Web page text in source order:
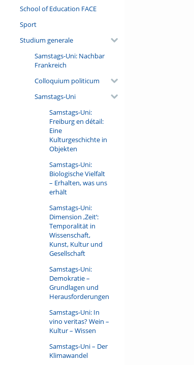
School of Education FACE
Sport
Studium generale
Samstags-Uni: Nachbar
Frankreich
Colloquium politicum
Samstags-Uni
Samstags-Uni:
Freiburg en détail:
Eine
Kulturgeschichte in
Objekten
Samstags-Uni:
Biologische Vielfalt
– Erhalten, was uns
erhält
Samstags-Uni:
Dimension ‚Zeit‘:
Temporalität in
Wissenschaft,
Kunst, Kultur und
Gesellschaft
Samstags-Uni:
Demokratie –
Grundlagen und
Herausforderungen
Samstags-Uni: In
vino veritas? Wein –
Kultur – Wissen
Samstags-Uni – Der
Klimawandel